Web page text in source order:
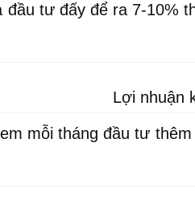
đầu tư đấy để ra 7-10%
Lợi nhuận
mỗi tháng đầu tư